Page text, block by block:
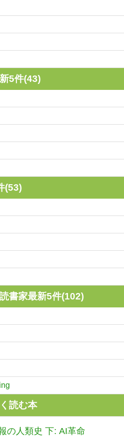
5件(43)
(53)
書家最新5件(102)
読む本
の人類史 下: AI革命